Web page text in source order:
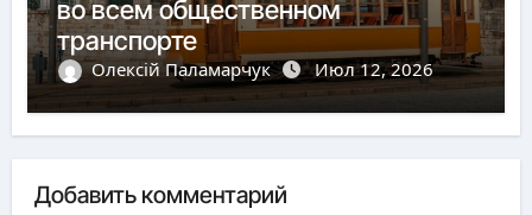
во всем общественном
транспорте
Олексій Паламарчук Июл 12, 2026
Добавить комментарий